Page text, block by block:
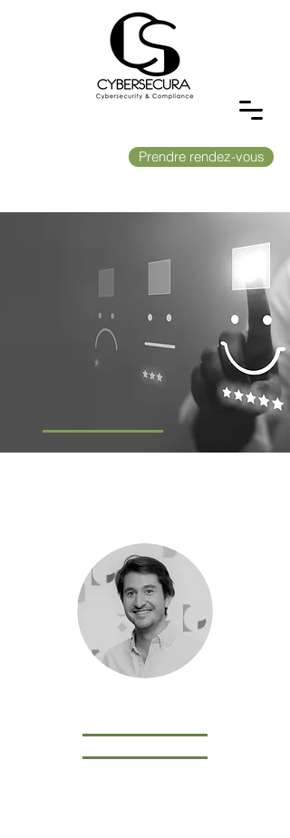
Prendre rendez-vous